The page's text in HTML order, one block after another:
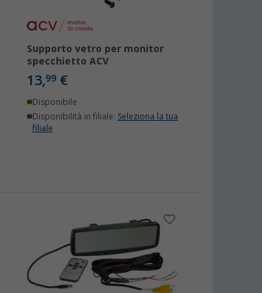
Supporto vetro per monitor
specchietto ACV
13,99 €
Disponibile
Disponibilità in filiale: Seleziona la tua
filiale